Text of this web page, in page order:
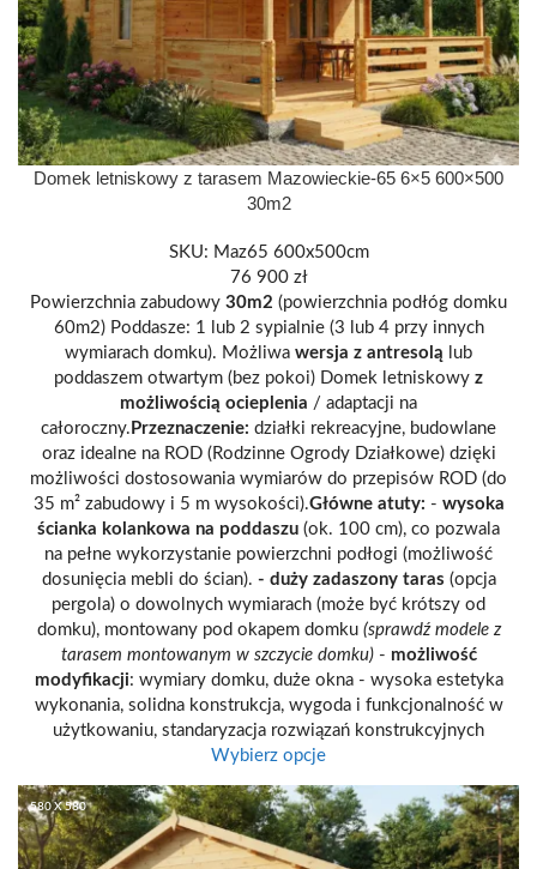
Domek letniskowy z tarasem Mazowieckie-65 6×5 600×500
30m2
SKU: Maz65 600x500cm
76 900 zł
Powierzchnia zabudowy 30m2 (powierzchnia podłóg domku
60m2) Poddasze: 1 lub 2 sypialnie (3 lub 4 przy innych
wymiarach domku). Możliwa wersja z antresolą
lub
poddaszem otwartym (bez pokoi)
Domek letniskowy z
możliwością ocieplenia / adaptacji na
całoroczny. Przeznaczenie: działki rekreacyjne, budowlane
oraz idealne na ROD (Rodzinne Ogrody Działkowe) dzięki
możliwości dostosowania wymiarów do przepisów ROD (do
35 m² zabudowy i 5 m wysokości).Główne atuty: - wysoka
ścianka kolankowa na poddaszu (ok. 100 cm), co pozwala
na pełne wykorzystanie powierzchni podłogi (możliwość
dosunięcia mebli do ścian). - duży zadaszony taras (opcja
pergola) o dowolnych wymiarach (może być krótszy od
domku), montowany pod okapem domku (sprawdź modele z
tarasem montowanym w szczycie domku) - możliwość
modyfikacji: wymiary domku, duże okna - wysoka estetyka
wykonania, solidna konstrukcja, wygoda i funkcjonalność w
użytkowaniu, standaryzacja rozwiązań konstrukcyjnych
Wybierz opcje
580 X 580